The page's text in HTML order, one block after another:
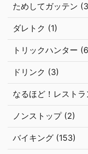
ためしてガッテン
ダレトク (1)
トリックハンター
ドリンク (3)
なるほど！レスト
ノンストップ (2)
バイキング (153)